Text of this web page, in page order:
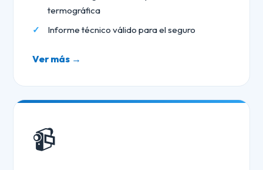
termográfica
Informe técnico válido para el seguro
Ver más →
📹